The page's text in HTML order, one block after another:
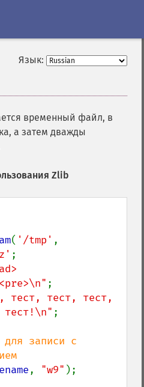
Язык:
временный файл, в
а затем дважды
Zlib
( '/tmp'
;
тест, тест, тест,
тест!\n" ;
записи с
, "w9" );